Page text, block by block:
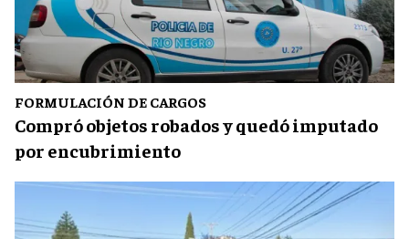
FORMULACIÓN DE CARGOS
Compró objetos robados y quedó imputado
por encubrimiento